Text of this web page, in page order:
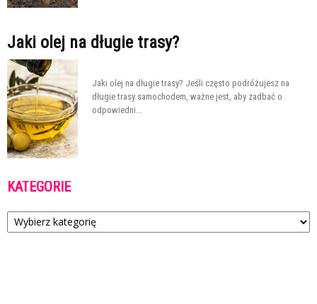
Jaki olej na długie trasy?
Jaki olej na długie trasy? Jeśli często podróżujesz na
długie trasy samochodem, ważne jest, aby zadbać o
odpowiedni...
KATEGORIE
Kategorie